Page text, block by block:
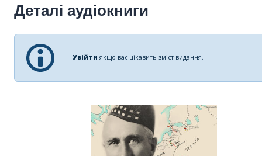
Деталі аудіокниги
Увійти якщо вас цікавить зміст видання.